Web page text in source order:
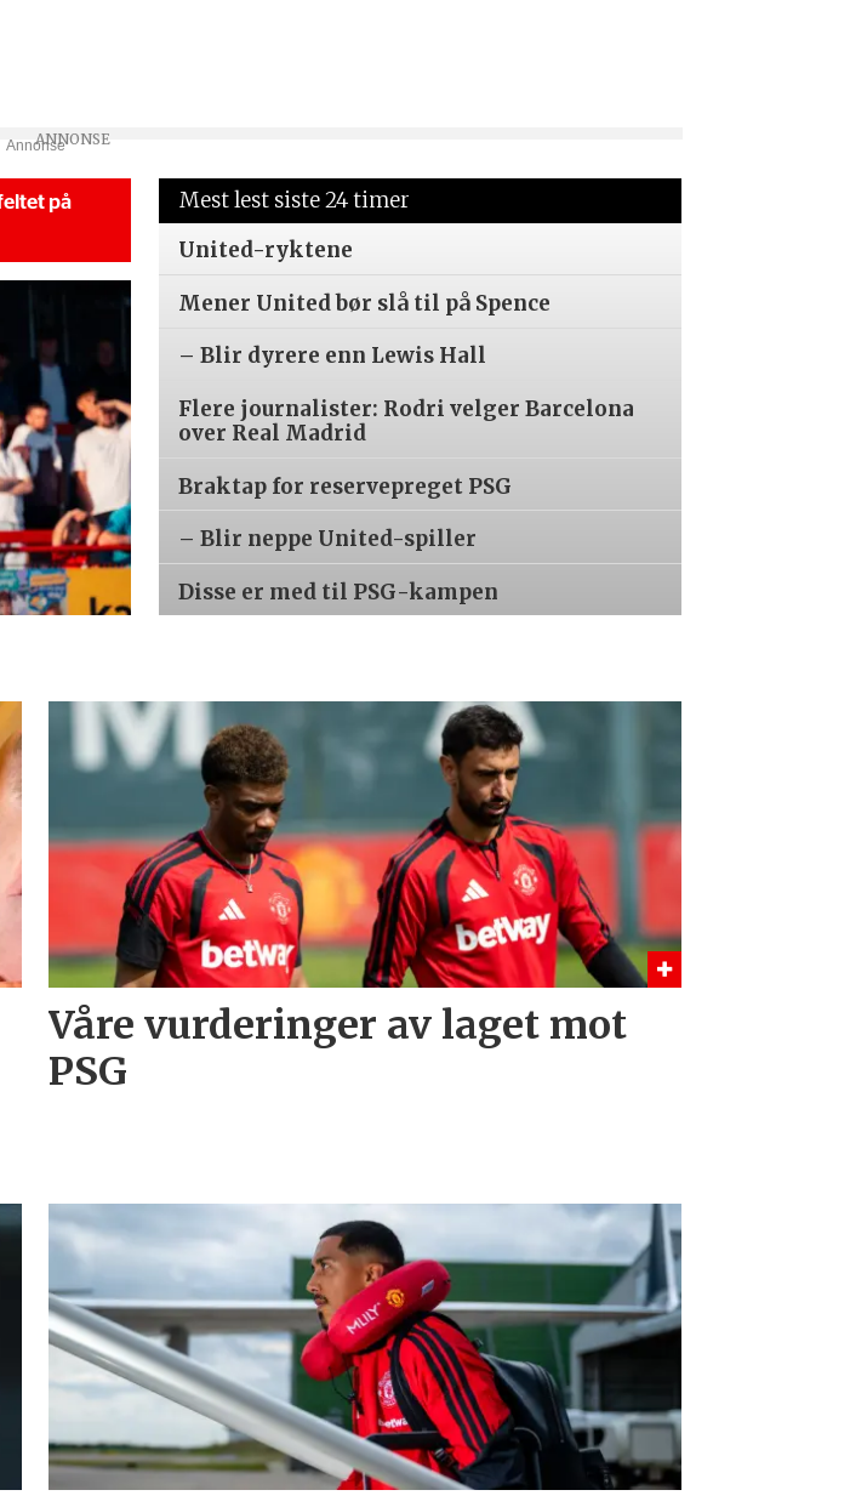
Annonse
på
Mest lest siste 24 timer
United-ryktene
Mener United bør slå til på Spence
– Blir dyrere enn Lewis Hall
Flere journalister: Rodri velger Barcelona
over Real Madrid
Braktap for reservepreget PSG
– Blir neppe United-spiller
Disse er med til PSG-kampen
Våre vurderinger av laget mot
PSG